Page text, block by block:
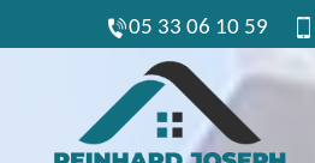
05 33 06 10 59